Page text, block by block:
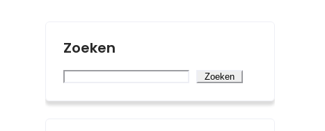
Zoeken
Zoeken